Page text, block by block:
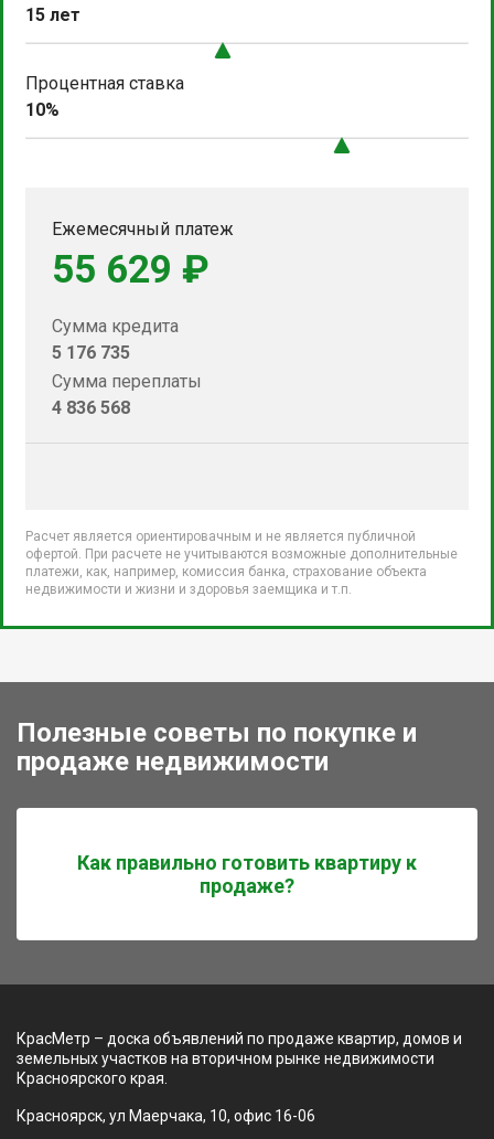
15 лет
Процентная ставка
10%
Ежемесячный платеж
55 629 ₽
Сумма кредита
5 176 735
Сумма переплаты
4 836 568
Расчет является ориентировачным и не является публичной
офертой. При расчете не учитываются возможные дополнительные
платежи, как, например, комиссия банка, страхование объекта
недвижимости и жизни и здоровья заемщика и т.п.
Полезные советы по покупке и
продаже недвижимости
Как правильно готовить квартиру к
продаже?
КрасМетр – доска объявлений по продаже квартир, домов и
земельных участков на вторичном рынке недвижимости
Красноярского края.
Красноярск, ул Маерчака, 10, офис 16-06